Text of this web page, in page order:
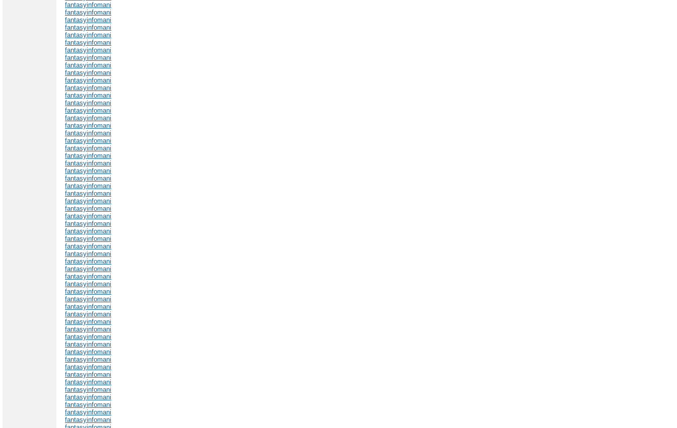
fantasyinfomani
fantasyinfomani
fantasyinfomani
fantasyinfomani
fantasyinfomani
fantasyinfomani
fantasyinfomani
fantasyinfomani
fantasyinfomani
fantasyinfomani
fantasyinfomani
fantasyinfomani
fantasyinfomani
fantasyinfomani
fantasyinfomani
fantasyinfomani
fantasyinfomani
fantasyinfomani
fantasyinfomani
fantasyinfomani
fantasyinfomani
fantasyinfomani
fantasyinfomani
fantasyinfomani
fantasyinfomani
fantasyinfomani
fantasyinfomani
fantasyinfomani
fantasyinfomani
fantasyinfomani
fantasyinfomani
fantasyinfomani
fantasyinfomani
fantasyinfomani
fantasyinfomani
fantasyinfomani
fantasyinfomani
fantasyinfomani
fantasyinfomani
fantasyinfomani
fantasyinfomani
fantasyinfomani
fantasyinfomani
fantasyinfomani
fantasyinfomani
fantasyinfomani
fantasyinfomani
fantasyinfomani
fantasyinfomani
fantasyinfomani
fantasyinfomani
fantasyinfomani
fantasyinfomani
fantasyinfomani
fantasyinfomani
fantasyinfomani